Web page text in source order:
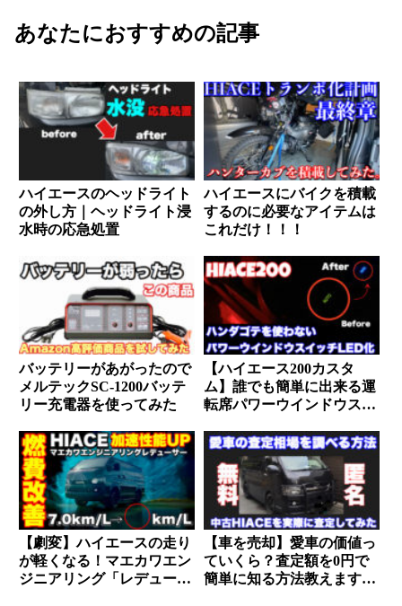
あなたにおすすめの記事
ハイエースのヘッドライト
の外し方｜ヘッドライト浸
水時の応急処置
ハイエースにバイクを積載
するのに必要なアイテムは
これだけ！！！
バッテリーがあがったので
メルテックSC-1200バッテ
リー充電器を使ってみた
【ハイエース200カスタ
ム】誰でも簡単に出来る運
転席パワーウインドウスイ
【劇変】ハイエースの走り
が軽くなる！マエカワエン
ジニアリング「レデューサ
【車を売却】愛車の価値っ
ていくら？査定額を0円で
簡単に知る方法教えます